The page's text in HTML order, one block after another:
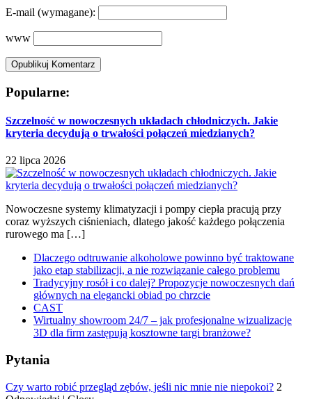
E-mail (wymagane):
www
Popularne:
Szczelność w nowoczesnych układach chłodniczych. Jakie
kryteria decydują o trwałości połączeń miedzianych?
22 lipca 2026
Nowoczesne systemy klimatyzacji i pompy ciepła pracują przy
coraz wyższych ciśnieniach, dlatego jakość każdego połączenia
rurowego ma […]
Dlaczego odtruwanie alkoholowe powinno być traktowane
jako etap stabilizacji, a nie rozwiązanie całego problemu
Tradycyjny rosół i co dalej? Propozycje nowoczesnych dań
głównych na elegancki obiad po chrzcie
CAST
Wirtualny showroom 24/7 – jak profesjonalne wizualizacje
3D dla firm zastępują kosztowne targi branżowe?
Pytania
Czy warto robić przegląd zębów, jeśli nic mnie nie niepokoi? 2